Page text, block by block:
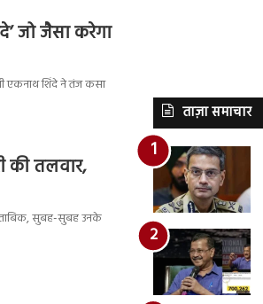
जो जैसा करेगा
एकनाथ शिंदे ने तंज कसा
की तलवार,
मुताबिक, सुबह-सुबह उनके
ताज़ा समाचार